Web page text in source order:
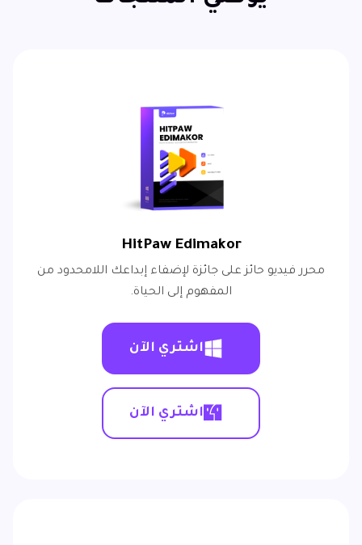
HitPaw Edimakor
محرر فيديو حائز على جائزة لإضفاء إبداعك اللامحدود من
المفهوم إلى الحياة.
اشتري الآن
اشتري الآن